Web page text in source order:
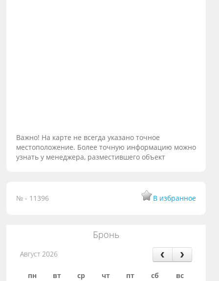
Важно! На карте не всегда указано точное
местоположение. Более точную информацию можно
узнать у менеджера, разместившего объект
№ - 11396 В избранное
Бронь
Август 2026
пн вт ср чт пт сб
вс